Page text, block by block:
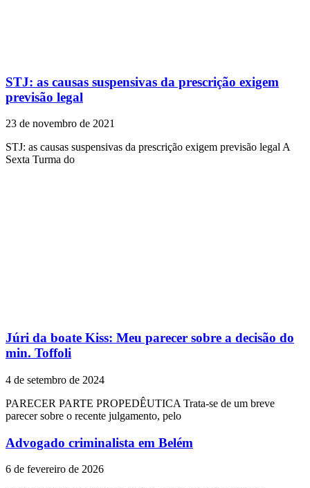
STJ: as causas suspensivas da prescrição exigem
previsão legal
23 de novembro de 2021
STJ: as causas suspensivas da prescrição exigem previsão legal A
Sexta Turma do
Júri da boate Kiss: Meu parecer sobre a decisão do
min. Toffoli
4 de setembro de 2024
PARECER PARTE PROPEDÊUTICA Trata-se de um breve
parecer sobre o recente julgamento, pelo
Advogado criminalista em Belém
6 de fevereiro de 2026